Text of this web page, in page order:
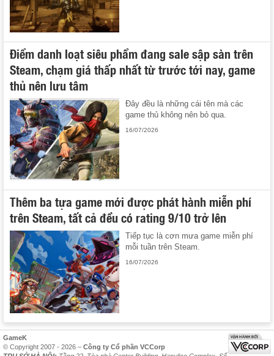
Điểm danh loạt siêu phẩm đang sale sập sàn trên
Steam, chạm giá thấp nhất từ trước tới nay, game
thủ nên lưu tâm
Đây đều là những cái tên mà các
game thủ không nên bỏ qua.
16/07/2026
Thêm ba tựa game mới được phát hành miễn phí
trên Steam, tất cả đều có rating 9/10 trở lên
Tiếp tục là cơn mưa game miễn phí
mỗi tuần trên Steam.
16/07/2026
GameK
© Copyright 2007 - 2026 – Công ty Cổ phần VCCorp